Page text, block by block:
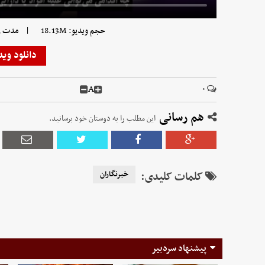
حجم ویدیو: 18.13M | مدت
دانلود
۰ A
هم رسانی این مطلب را به دوستان خود برسانید.
کلمات کلیدی: خبرنگاران
پیشنهاد سردبیر